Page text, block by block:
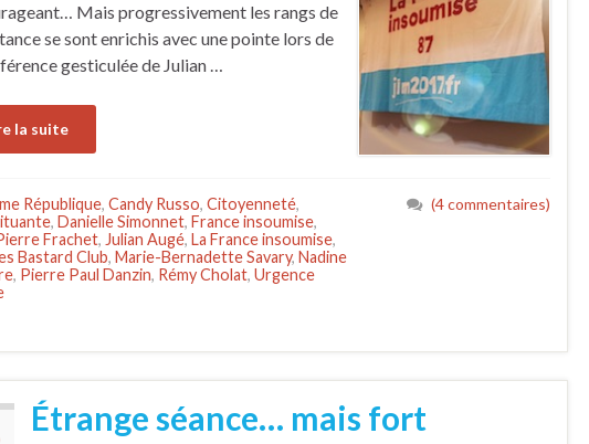
Mais progressivement les rangs de
se sont enrichis avec une pointe lors de
gesticulée de Julian …
la suite
République, Candy Russo, Citoyenneté,
, Danielle Simonnet, France insoumise,
Frachet, Julian Augé, La France insoumise,
Bastard Club, Marie-Bernadette Savary, Nadine
, Pierre Paul Danzin, Rémy Cholat, Urgence
(4 commentaires)
Étrange séance… mais fort